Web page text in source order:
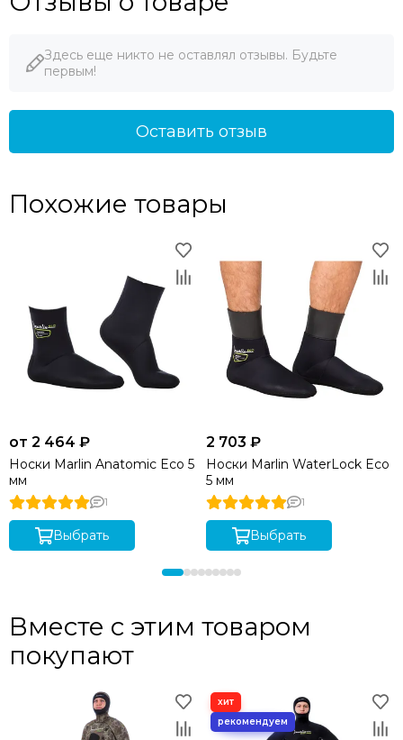
Здесь еще никто не оставлял отзывы. Будьте
первым!
Оставить отзыв
Похожие товары
от 2 464 ₽
Носки Marlin Anatomic Eco 5
мм
1
Выбрать
2 703 ₽
Носки Marlin WaterLock Eco
5 мм
1
Выбрать
Вместе с этим товаром
покупают